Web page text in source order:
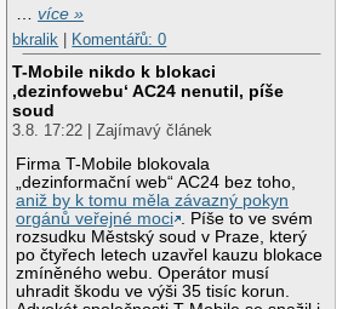
…více »
bkralik
Komentářů: 0
T-Mobile nikdo k blokaci
‚dezinfowebu‘ AC24 nenutil, píše
soud
3.8. 17:22 | Zajímavý článek
Firma T-Mobile blokovala
„dezinformační web“ AC24 bez toho,
aniž by k tomu měla závazný pokyn
orgánů veřejné moci . Píše to ve svém
rozsudku Městský soud v Praze, který
po čtyřech letech uzavřel kauzu blokace
zmíněného webu. Operátor musí
uhradit škodu ve výši 35 tisíc korun.